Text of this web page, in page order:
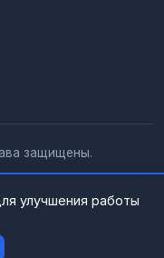
защищены.
улучшения работы